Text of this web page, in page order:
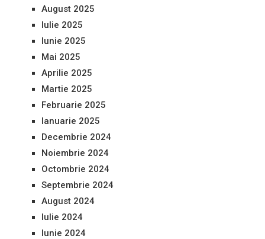
August 2025
Iulie 2025
Iunie 2025
Mai 2025
Aprilie 2025
Martie 2025
Februarie 2025
Ianuarie 2025
Decembrie 2024
Noiembrie 2024
Octombrie 2024
Septembrie 2024
August 2024
Iulie 2024
Iunie 2024